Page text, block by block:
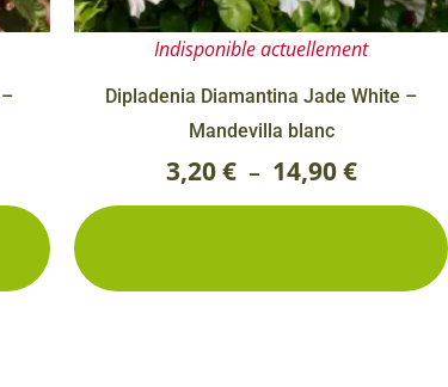
Spéciales Fraîcheur
à Z
sur
Indisponible actuellement
Dipladenia Diamantina Jade White –
Mandevilla blanc
3,20€ – 14,90€